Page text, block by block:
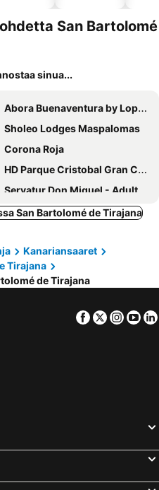
San Bartolomé
sinua...
Abora Buenaventura by Lopesan Hotels
Sholeo Lodges Maspalomas
Corona Roja
HD Parque Cristobal Gran Canaria
Servatur Don Miguel - Adults Only
Palm Oasis Maspalomas
Hotel Europalace
Akeah Broncemar
Abora Interclub Atlantic by Lopesan Hotels
San Bartolomé de Tirajana
Kanariansaaret
Tirajana
de Tirajana
Facebook
Twitter